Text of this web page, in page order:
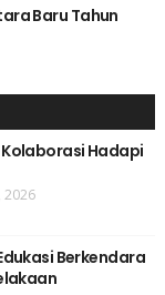
Baru Tahun
Hadapi
2026
Berkendara